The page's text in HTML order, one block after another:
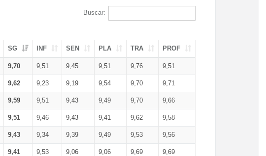
Buscar:
SG INF SEN PLA TRA PROF
9,70 9,51 9,45 9,51 9,76 9,51
9,62 9,23 9,19 9,54 9,70 9,71
9,59 9,51 9,43 9,49 9,70 9,66
9,51 9,46 9,43 9,41 9,62 9,58
9,43 9,34 9,39 9,49 9,53 9,56
9,41 9,53 9,06 9,06 9,69 9,69